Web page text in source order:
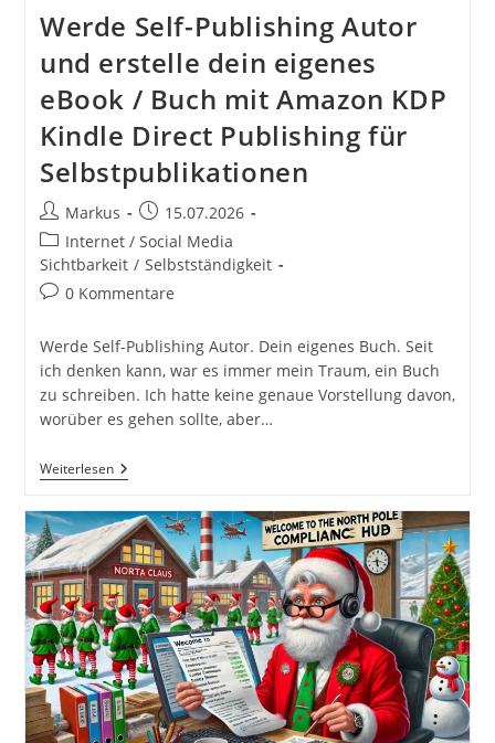
Werde Self-Publishing Autor
und erstelle dein eigenes
eBook / Buch mit Amazon KDP
Kindle Direct Publishing für
Selbstpublikationen
Beitrags-
Autor:
Markus
Beitrag
veröffentlicht:
15.07.2026
Beitrags-
Kategorie:
Internet / Social Media
Sichtbarkeit / Selbstständigkeit
Beitrags-
0 Kommentare
Werde Self-Publishing Autor. Dein eigenes Buch. Seit
ich denken kann, war es immer mein Traum, ein Buch
zu schreiben. Ich hatte keine genaue Vorstellung davon,
worüber es gehen sollte, aber…
WeiterlesenWerde
Self-
Autor
Und
Erstelle
Dein
Eigenes
EBook
/
Buch
Mit
Amazon
KDP
Kindle
Direct